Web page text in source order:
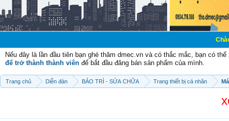
Chào mừng
Nếu đây là lần đầu tiên bạn ghé thăm dmec.vn và có thắc mắc, bạn có
để trở thành thành viên để bắt đầu đăng bán sản phẩm của mình.
Trang chủ Diễn đàn BẢO TRÌ - SỬA CHỮA Trang thiết bị cá nhân